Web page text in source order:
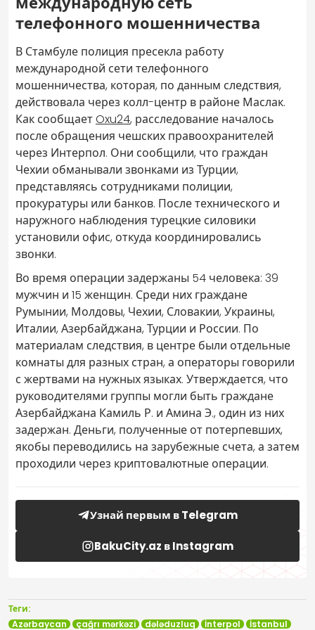
телефонного мошенничества
В Стамбуле полиция пресекла работу
международной сети телефонного
мошенничества, которая, по данным следствия,
действовала через колл-центр в районе Маслак.
Как сообщаетOxu24, расследование началось
после обращения чешских правоохранителей
через Интерпол. Они сообщили, что граждан
Чехии обманывали звонками из Турции,
представляясь сотрудниками полиции,
прокуратуры или банков. После технического и
наружного наблюдения турецкие силовики
установили офис, откуда координировались
звонки.
Во время операции задержаны 54 человека: 39
мужчин и 15 женщин. Среди них граждане
Румынии, Молдовы, Чехии, Словакии, Украины,
Италии, Азербайджана, Турции и России. По
материалам следствия, в центре были отдельные
комнаты для разных стран, а операторы говорили
с жертвами на нужных языках. Утверждается, что
руководителями группы могли быть граждане
Азербайджана Камиль Р. и Амина Э., один из них
задержан. Деньги, полученные от потерпевших,
якобы переводились на зарубежные счета, а затем
проходили через криптовалютные операции.
Узнай первым в Telegram
BakuCity.az в Instagram
Теги:
Azərbaycan
çağrı mərkəzi dələduzluq İnterpol
İstanbul